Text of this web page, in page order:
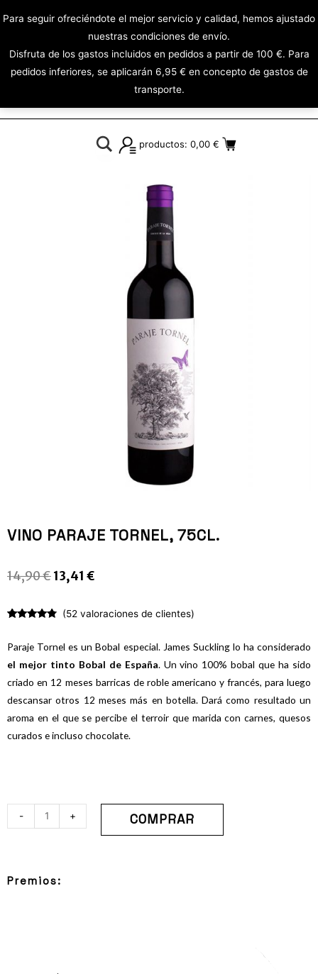
productos: 0,00 €
VINO PARAJE TORNEL, 75CL.
14,90€13,41 €
sobre 5
basado en
puntuaciones
clientes
(52 valoraciones de clientes)
Paraje Tornel es un Bobal especial. James Suckling lo ha considerado
el mejor tinto Bobal de España. Un vino 100% bobal que ha sido
criado en 12 meses barricas de roble americano y francés, para luego
descansar otros 12 meses más en botella. Dará como resultado un
aroma en el que se percibe el terroir que marida con carnes, quesos
curados e incluso chocolate.
- + COMPRAR
Premios:
Para seguir ofreciéndote el mejor servicio y calidad, hemos ajustado
nuestras condiciones de envío.
Disfruta de los gastos incluidos en pedidos a partir de 100 €. Para
pedidos inferiores, se aplicarán 6,95 € en concepto de gastos de
transporte.